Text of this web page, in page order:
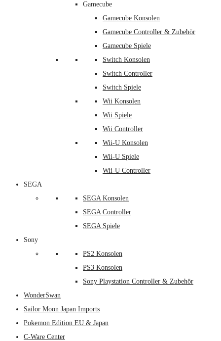
Gamecube
Gamecube Konsolen
Gamecube Controller & Zubehör
Gamecube Spiele
Switch Konsolen
Switch Controller
Switch Spiele
Wii Konsolen
Wii Spiele
Wii Controller
Wii-U Konsolen
Wii-U Spiele
Wii-U Controller
SEGA
SEGA Konsolen
SEGA Controller
SEGA Spiele
Sony
PS2 Konsolen
PS3 Konsolen
Sony Playstation Controller & Zubehör
WonderSwan
Sailor Moon Japan Imports
Pokemon Edition EU & Japan
C-Ware Center